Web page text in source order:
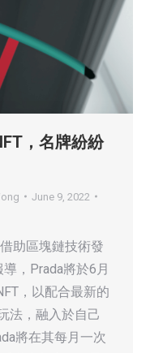
，名牌紛紛
June 9, 2022
助區塊鏈技術發
，Prada將於6月
，以配合最新的
法，融入於自己
將在其每月一次